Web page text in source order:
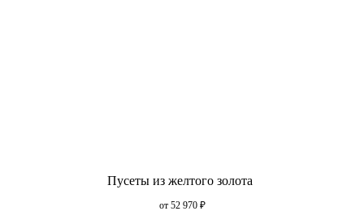
Пусеты из желтого золота
от 52 970 ₽